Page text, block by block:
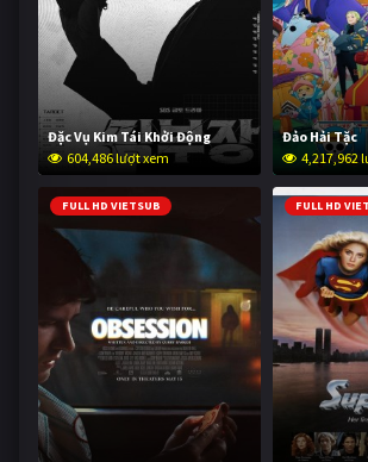
Đặc Vụ Kim Tái Khởi Động
604,486 lượt xem
Đảo Hải Tặc
4,217,962
FULL HD VIETSUB FULL HD